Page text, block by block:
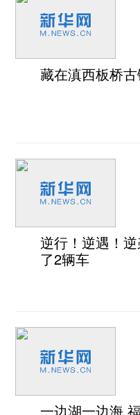
藏在滇西板桥古
逆行！逆遇！
了2辆车
一边湖一边海